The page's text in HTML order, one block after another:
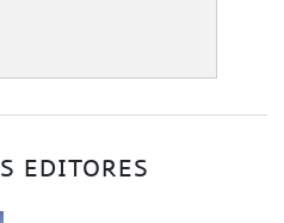
EDITORES